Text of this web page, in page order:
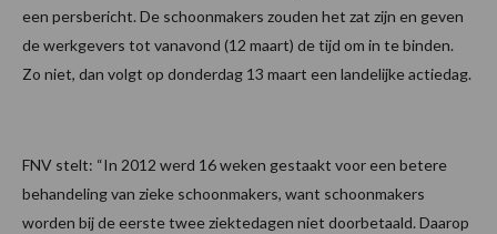
een persbericht. De schoonmakers zouden het zat zijn en geven
de werkgevers tot vanavond (12 maart) de tijd om in te binden.
Zo niet, dan volgt op donderdag 13 maart een landelijke actiedag.
FNV stelt: “In 2012 werd 16 weken gestaakt voor een betere
behandeling van zieke schoonmakers, want schoonmakers
worden bij de eerste twee ziektedagen niet doorbetaald. Daarop